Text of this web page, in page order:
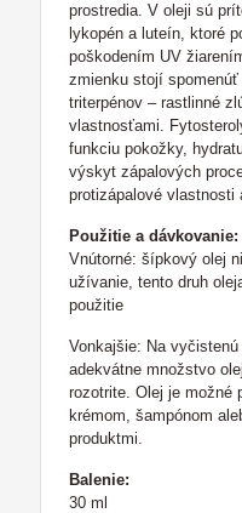
prostredia. V oleji sú
lykopén a luteín, ktoré
poškodením UV
zmienku stojí
triterpénov – rastlinné
vlastnosťami.
funkciu pokožky,
výskyt zápalových
protizápalové vlastnosti
Použitie a dávkovanie:
Vnútorné: šípkový olej
užívanie, tento druh
použitie
Vonkajšie: Na
adekvátne množstvo
rozotrite. Olej je možné
krémom, šampónom
produktmi.
Balenie:
30 ml